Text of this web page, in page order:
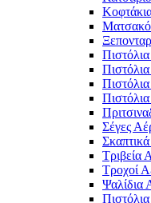
Σέγες
Τριβεία
Τροχοί
Ψαλίδια